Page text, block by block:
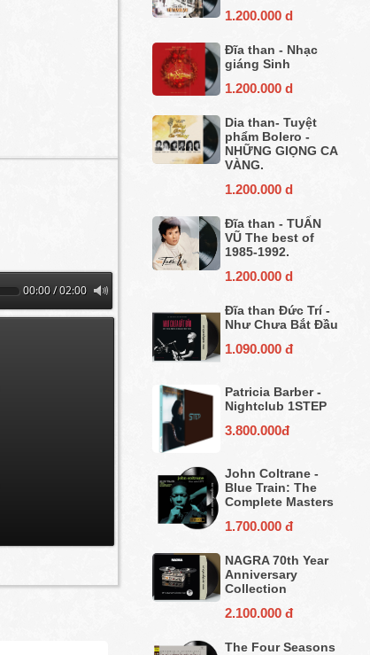
00:00 / 02:00
1.200.000 d
Đĩa than - Nhạc
giáng Sinh
1.200.000 d
Dia than- Tuyệt
phẩm Bolero -
NHỮNG GIỌNG CA
VÀNG.
1.200.000 d
Đĩa than - TUẤN
VŨ The best of
1985-1992.
1.200.000 d
Đĩa than Đức Trí -
Như Chưa Bắt Đầu
1.090.000 đ
Patricia Barber -
Nightclub 1STEP
3.800.000đ
John Coltrane -
Blue Train: The
Complete Masters
1.700.000 đ
NAGRA 70th Year
Anniversary
Collection
2.100.000 đ
The Four Seasons